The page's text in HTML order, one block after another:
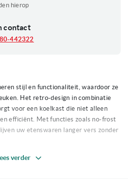
hierop
contact
442322
stijl en functionaliteit, waardoor ze
Het retro-design in combinatie
voor een koelkast die niet alleen
efficiënt. Met functies zoals no-frost
uw etenswaren langer vers zonder
verder